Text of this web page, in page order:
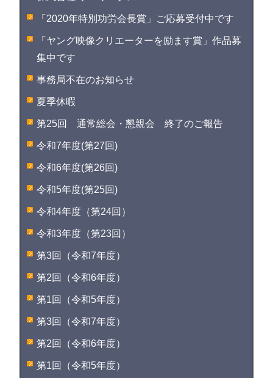
「2020年特別功労会長賞」ご応募受付中です
「ヤング映像クリエーターを励ます賞」作品募
集中です
事務局不在のお知らせ
夏季休暇
第25回 通常総会・懇親会 終了のご報告
令和7年度(第27回)
令和6年度(第26回)
令和5年度(第25回)
令和4年度（第24回）
令和3年度（第23回）
第3回（令和7年度）
第2回（令和6年度）
第1回（令和5年度）
第3回（令和7年度）
第2回（令和6年度）
第1回（令和5年度）